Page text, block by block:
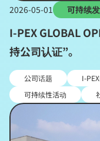
2026-05-01 可持续
I-PEX GLOBAL
持公司认证”。
公司话题 I-
可持续性活动